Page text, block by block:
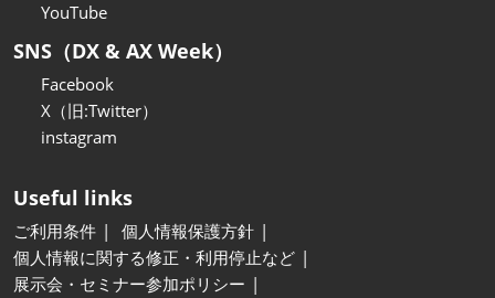
YouTube
SNS（DX & AX Week）
Facebook
X（旧:Twitter）
instagram
Useful links
ご利用条件
個人情報保護方針
個人情報に関する修正・利用停止など
展示会・セミナー参加ポリシー